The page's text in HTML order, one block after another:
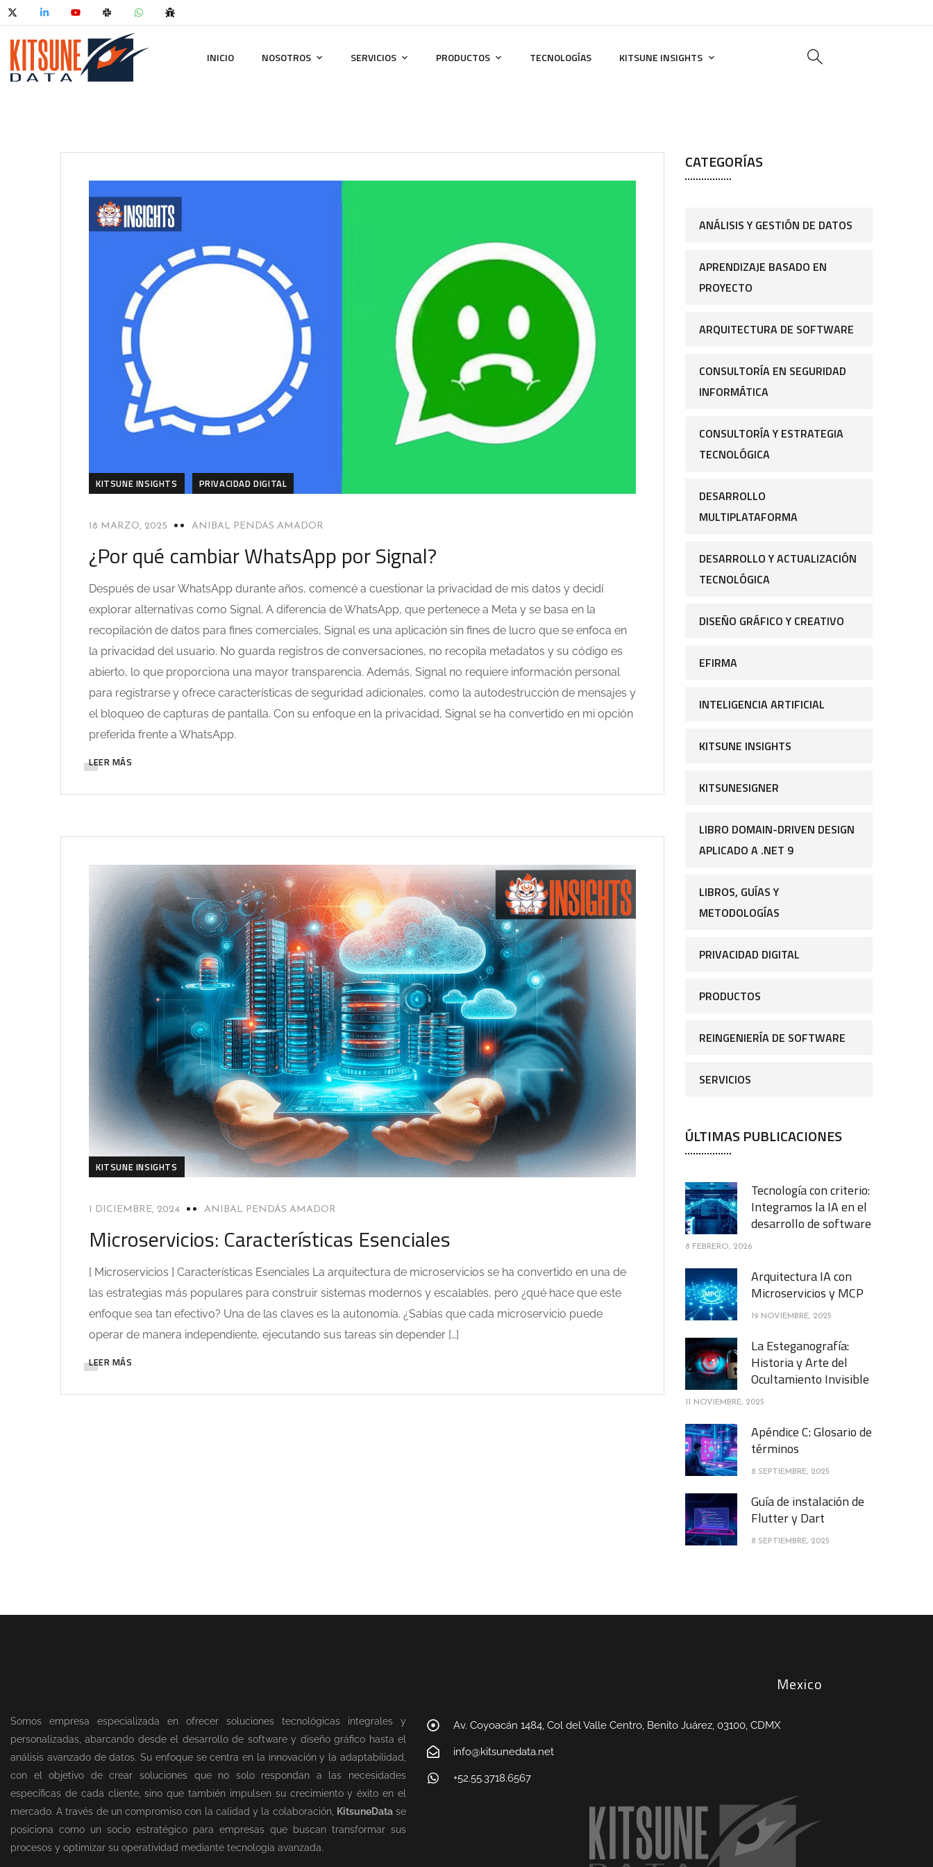
INICIO NOSOTROS SERVICIOS PRODUCTOS TECNOLOGÍAS KITSUNE INSIGHTS
KITSUNE INSIGHTS PRIVACIDAD DIGITAL
18 MARZO, 2025 ANIBAL PENDÁS AMADOR
¿Por qué cambiar WhatsApp por Signal?
Después de usar WhatsApp durante años, comencé a cuestionar la privacidad de mis datos y decidí
explorar alternativas como Signal. A diferencia de WhatsApp, que pertenece a Meta y se basa en la
recopilación de datos para fines comerciales, Signal es una aplicación sin fines de lucro que se enfoca en
la privacidad del usuario. No guarda registros de conversaciones, no recopila metadatos y su código es
abierto, lo que proporciona una mayor transparencia. Además, Signal no requiere información personal
para registrarse y ofrece características de seguridad adicionales, como la autodestrucción de mensajes y
el bloqueo de capturas de pantalla. Con su enfoque en la privacidad, Signal se ha convertido en mi opción
preferida frente a WhatsApp.
LEER MÁS
KITSUNE INSIGHTS
1 DICIEMBRE, 2024 ANIBAL PENDÁS AMADOR
Microservicios: Características Esenciales
[ Microservicios ] Características Esenciales La arquitectura de microservicios se ha convertido en una de
las estrategias más populares para construir sistemas modernos y escalables, pero ¿qué hace que este
enfoque sea tan efectivo? Una de las claves es la autonomía. ¿Sabías que cada microservicio puede
operar de manera independiente, ejecutando sus tareas sin depender […]
LEER MÁS
CATEGORÍAS
ANÁLISIS Y GESTIÓN DE DATOS
APRENDIZAJE BASADO EN
PROYECTO
ARQUITECTURA DE SOFTWARE
CONSULTORÍA EN SEGURIDAD
INFORMÁTICA
CONSULTORÍA Y ESTRATEGIA
TECNOLÓGICA
DESARROLLO
MULTIPLATAFORMA
DESARROLLO Y ACTUALIZACIÓN
TECNOLÓGICA
DISEÑO GRÁFICO Y CREATIVO
EFIRMA
INTELIGENCIA ARTIFICIAL
KITSUNE INSIGHTS
KITSUNESIGNER
LIBRO DOMAIN-DRIVEN DESIGN
APLICADO A .NET 9
LIBROS, GUÍAS Y
METODOLOGÍAS
PRIVACIDAD DIGITAL
PRODUCTOS
REINGENIERÍA DE SOFTWARE
SERVICIOS
ÚLTIMAS PUBLICACIONES
Tecnología con criterio:
Integramos la IA en el
desarrollo de software
8 FEBRERO, 2026
Arquitectura IA con
Microservicios y MCP
19 NOVIEMBRE, 2025
La Esteganografía:
Historia y Arte del
Ocultamiento Invisible
11 NOVIEMBRE, 2025
Apéndice C: Glosario de
términos
8 SEPTIEMBRE, 2025
Guía de instalación de
Flutter y Dart
8 SEPTIEMBRE, 2025
Somos empresa especializada en ofrecer soluciones tecnológicas integrales y
personalizadas, abarcando desde el desarrollo de software y diseño gráfico hasta el
análisis avanzado de datos. Su enfoque se centra en la innovación y la adaptabilidad,
con el objetivo de crear soluciones que no solo respondan a las necesidades
específicas de cada cliente, sino que también impulsen su crecimiento y éxito en el
mercado. A través de un compromiso con la calidad y la colaboración, KitsuneDatase
posiciona como un socio estratégico para empresas que buscan transformar sus
procesos y optimizar su operatividad mediante tecnología avanzada.
Mexico
Av. Coyoacán 1484, Col del Valle Centro, Benito Juárez, 03100, CDMX
info@kitsunedata.net
+52.55.3718.6567